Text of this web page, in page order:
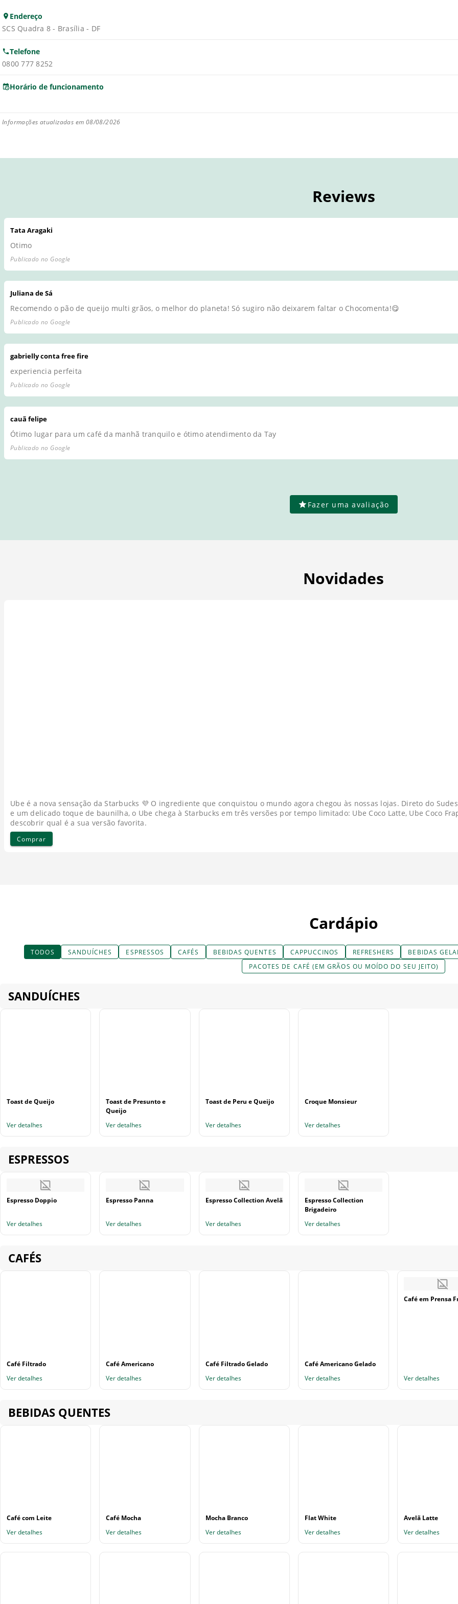
Endereço
SCS Quadra 8 - Brasília - DF
Telefone
0800 777 8252
Horário de funcionamento
Informações atualizadas em 08/08/2026
Reviews
Tata Aragaki
Otimo
Publicado no Google
Juliana de Sá
Recomendo o pão de queijo multi grãos, o melhor do planeta! Só sugiro não deixarem faltar o Chocomenta!😋
Publicado no Google
gabrielly conta free fire
experiencia perfeita
Publicado no Google
cauã felipe
Ótimo lugar para um café da manhã tranquilo e ótimo atendimento da Tay
Publicado no Google
Fazer uma avaliação
Novidades
Ube é a nova sensação da Starbucks 💜 O ingrediente que conquistou o mundo agora chegou às nossas lojas. Direto do
e um delicado toque de baunilha, o Ube chega à Starbucks em três versões por tempo limitado: Ube Coco Latte, Ube Coco
descobrir qual é a sua versão favorita.
Comprar
Cardápio
TODOS SANDUÍCHES ESPRESSOS CAFÉS BEBIDAS QUENTES CAPPUCCINOS REFRESHERS BEBIDAS
PACOTES DE CAFÉ (EM GRÃOS OU MOÍDO DO SEU JEITO)
SANDUÍCHES
Toast de Queijo
Ver detalhes
Toast de Presunto e
Queijo
Ver detalhes
Toast de Peru e Queijo
Ver detalhes
Croque Monsieur
Ver detalhes
ESPRESSOS
Espresso Doppio
Ver detalhes
Espresso Panna
Ver detalhes
Espresso Collection Avelã
Ver detalhes
Espresso Collection
Brigadeiro
Ver detalhes
CAFÉS
Café Filtrado
Ver detalhes
Café Americano
Ver detalhes
Café Filtrado Gelado
Ver detalhes
Café Americano Gelado
Ver detalhes
Café em Prensa
Ver detalhes
BEBIDAS QUENTES
Café com Leite
Ver detalhes
Café Mocha
Ver detalhes
Mocha Branco
Ver detalhes
Flat White
Ver detalhes
Avelã Latte
Ver detalhes